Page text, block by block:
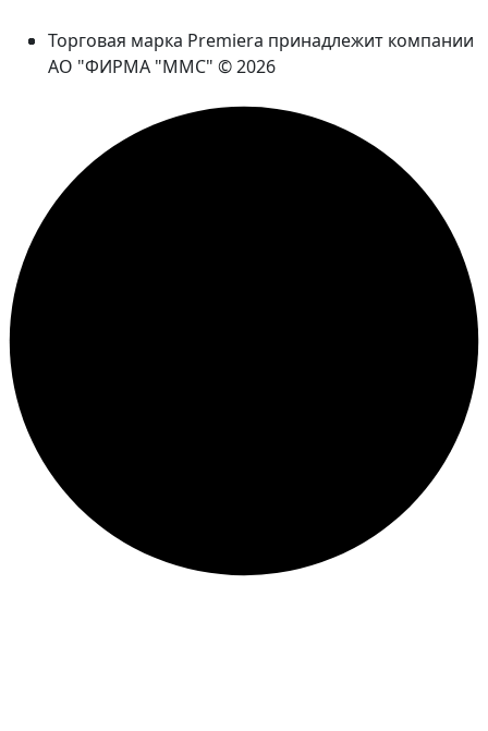
Торговая марка Premiera принадлежит компании
АО "ФИРМА "ММС" © 2026